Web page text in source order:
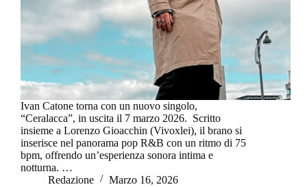
Ivan Catone torna con un nuovo singolo,
“Ceralacca”, in uscita il 7 marzo 2026. Scritto
insieme a Lorenzo Gioacchin (Vivoxlei), il brano si
inserisce nel panorama pop R&B con un ritmo di 75
bpm, offrendo un’esperienza sonora intima e
notturna. …
Redazione
Marzo 16, 2026